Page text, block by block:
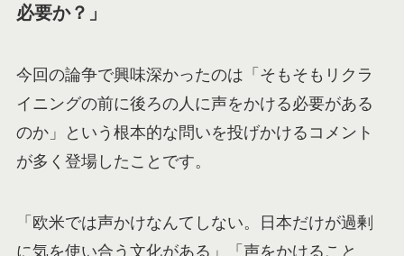
必要か？」
今回の論争で興味深かったのは「そもそもリクラ
イニングの前に後ろの人に声をかける必要がある
のか」という根本的な問いを投げかけるコメント
が多く登場したことです。
「欧米では声かけなんてしない。日本だけが過剰
に気を使い合う文化がある」「声をかけること